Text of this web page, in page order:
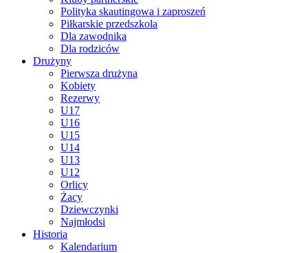
Polityka skautingowa i zaproszeń
Piłkarskie przedszkola
Dla zawodnika
Dla rodziców
Drużyny
Pierwsza drużyna
Kobiety
Rezerwy
U17
U16
U15
U14
U13
U12
Orlicy
Żacy
Dziewczynki
Najmłodsi
Historia
Kalendarium